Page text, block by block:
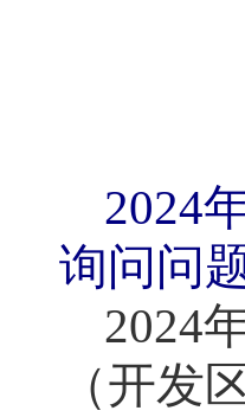
2024
询问问
2024
（开发